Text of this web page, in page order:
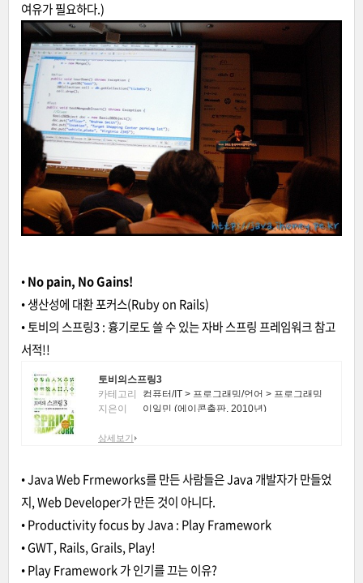
여유가 필요하다.)
•No pain, No Gains!
• 생산성에 대환 포커스(Ruby on Rails)
• 토비의 스프링3 : 흉기로도 쓸 수 있는 자바 스프링 프레임워크 참고
서적!!
토비의스프링3
카테고리
컴퓨터/IT > 프로그래밍/언어 > 프로그래밍
일반
지은이 이일민 (에이콘출판, 2010년)
상세보기
• Java Web Frmeworks를 만든 사람들은 Java 개발자가 만들었
지, Web Developer가 만든 것이 아니다.
• Productivity focus by Java : Play Framework
• GWT, Rails, Grails, Play!
• Play Framework 가 인기를 끄는 이유?